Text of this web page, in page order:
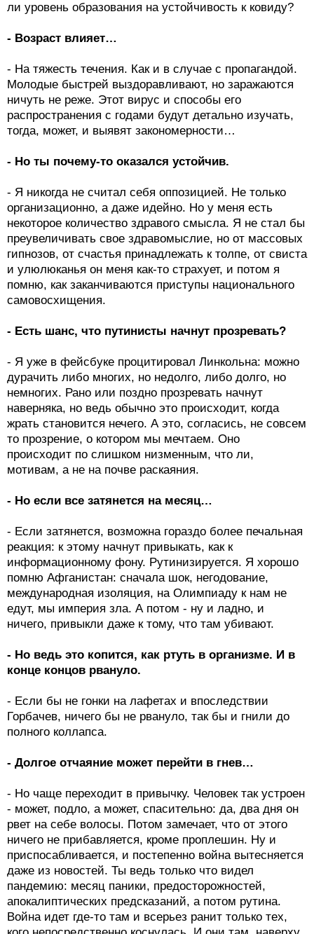
ли уровень образования на устойчивость к ковиду?
- Возраст влияет…
- На тяжесть течения. Как и в случае с пропагандой.
Молодые быстрей выздоравливают, но заражаются
ничуть не реже. Этот вирус и способы его
распространения с годами будут детально изучать,
тогда, может, и выявят закономерности…
- Но ты почему-то оказался устойчив.
- Я никогда не считал себя оппозицией. Не только
организационно, а даже идейно. Но у меня есть
некоторое количество здравого смысла. Я не стал бы
преувеличивать свое здравомыслие, но от массовых
гипнозов, от счастья принадлежать к толпе, от свиста
и улюлюканья он меня как-то страхует, и потом я
помню, как заканчиваются приступы национального
самовосхищения.
- Есть шанс, что путинисты начнут прозревать?
- Я уже в фейсбуке процитировал Линкольна: можно
дурачить либо многих, но недолго, либо долго, но
немногих. Рано или поздно прозревать начнут
наверняка, но ведь обычно это происходит, когда
жрать становится нечего. А это, согласись, не совсем
то прозрение, о котором мы мечтаем. Оно
происходит по слишком низменным, что ли,
мотивам, а не на почве раскаяния.
- Но если все затянется на месяц…
- Если затянется, возможна гораздо более печальная
реакция: к этому начнут привыкать, как к
информационному фону. Рутинизируется. Я хорошо
помню Афганистан: сначала шок, негодование,
международная изоляция, на Олимпиаду к нам не
едут, мы империя зла. А потом - ну и ладно, и
ничего, привыкли даже к тому, что там убивают.
- Но ведь это копится, как ртуть в организме. И в
конце концов рвануло.
- Если бы не гонки на лафетах и впоследствии
Горбачев, ничего бы не рвануло, так бы и гнили до
полного коллапса.
- Долгое отчаяние может перейти в гнев…
- Но чаще переходит в привычку. Человек так устроен
- может, подло, а может, спасительно: да, два дня он
рвет на себе волосы. Потом замечает, что от этого
ничего не прибавляется, кроме проплешин. Ну и
приспосабливается, и постепенно война вытесняется
даже из новостей. Ты ведь только что видел
пандемию: месяц паники, предосторожностей,
апокалиптических предсказаний, а потом рутина.
Война идет где-то там и всерьез ранит только тех,